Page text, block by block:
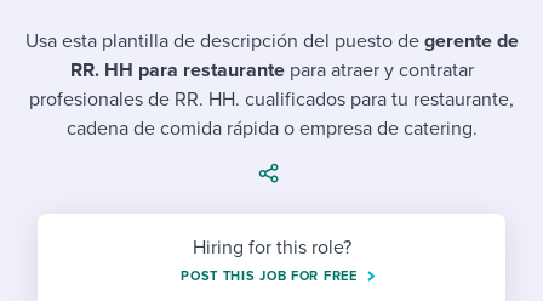
Evaluating candidates
Working together with others
Maintaining hiring pipelines
Ensuring compliance
Job description templates
Interview question templates
Policy templates
Step-by-step tutorials
I WANT TO LEARN ABOUT...
Applying for a job
Interview process
Pay & benefits
Career development
Workable customer stories
Explore Workable
Start a free trial
Usa esta plantilla de descripción del puesto de gerente de
RR. HH para restaurantepara atraer y contratar
profesionales de RR. HH. cualificados para tu restaurante,
cadena de comida rápida o empresa de catering.
Hiring for this role?
POST THIS JOB FOR FREE